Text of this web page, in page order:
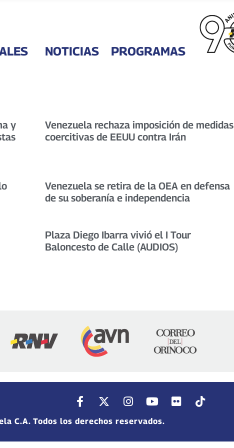
NOTICIAS PROGRAMAS
y
Venezuela rechaza imposición de medidas
coercitivas de EEUU contra Irán
Venezuela se retira de la OEA en defensa
de su soberanía e independencia
Plaza Diego Ibarra vivió el I Tour
Baloncesto de Calle (AUDIOS)
C.A. Todos los derechos reservados.